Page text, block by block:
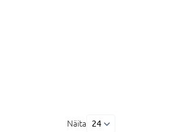
Näita 24